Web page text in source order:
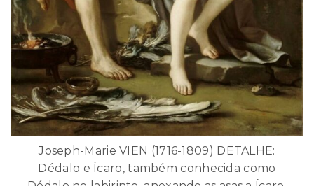
Joseph-Marie VIEN (1716-1809) DETALHE:
Dédalo e Ícaro, também conhecida como